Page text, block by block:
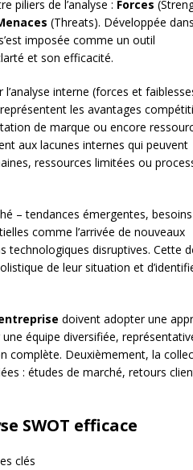
piliers de l’analyse : Forces
(Threats). Développée
imposée comme un outil
et son efficacité.
interne (forces et
représentent les avantages
de marque ou encore
aux lacunes internes qui peuvent
ressources limitées ou
– tendances émergentes,
comme l’arrivée de nouveaux
technologiques disruptives. Cette
de leur situation et
doivent adopter une
équipe diversifiée,
complète. Deuxièmement, la
: études de marché, retours
SWOT efficace
clés